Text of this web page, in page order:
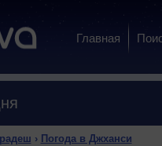
Главная
› Погода в Джханси